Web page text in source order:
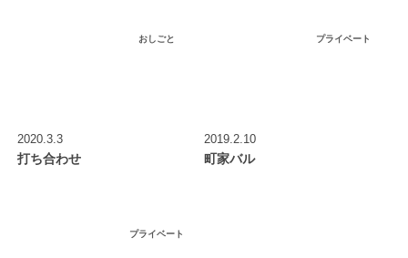
おしごと
2020.3.3
打ち合わせ
プライベート
2019.2.10
町家バル
プライベート